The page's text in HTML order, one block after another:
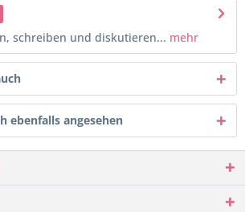
schreiben und diskutieren... mehr
ebenfalls angesehen